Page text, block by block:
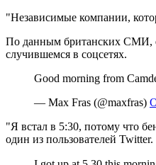
"Независимые компании,
По данным британских СМИ,
случившемся в соцсетях.
Good morning from
— Max Fras (@maxfras)
"Я встал в 5:30, потому что
один из пользователей Twitter.